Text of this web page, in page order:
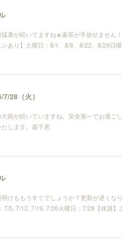
暑が続いてますね☀️麦茶が手放せません
あり】土曜日：8/1、8/8、8/22、8/29日
28（火）
雨が続いていますね。安全第一でお過
します。森千恵
けももうすぐでしょうか？更新が遅く
7/5, 7/12, 7/19, 7/26火曜日：7/28【休講